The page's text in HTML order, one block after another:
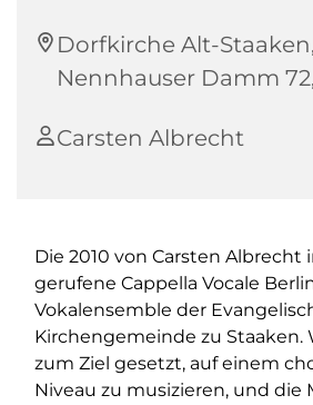
Dorfkirche Alt-Staaken,
Nennhauser Damm 72,
Carsten Albrecht
Die 2010 von Carsten Albrecht
gerufene Cappella Vocale
Vokalensemble der
Kirchengemeinde zu Staaken.
zum Ziel gesetzt, auf einem
Niveau zu musizieren, und die